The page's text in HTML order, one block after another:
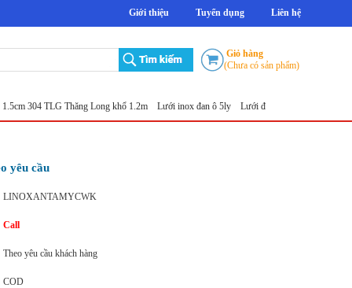
Giới thiệu Tuyển dụng Liên hệ
Giỏ hàng
(Chưa có sản phẩm)
Thăng Long khổ 1.2m Lưới inox đan ô 5ly Lưới đục lỗ tròn
yêu cầu
LINOXANTAMYCWK
Call
Theo yêu cầu khách hàng
COD